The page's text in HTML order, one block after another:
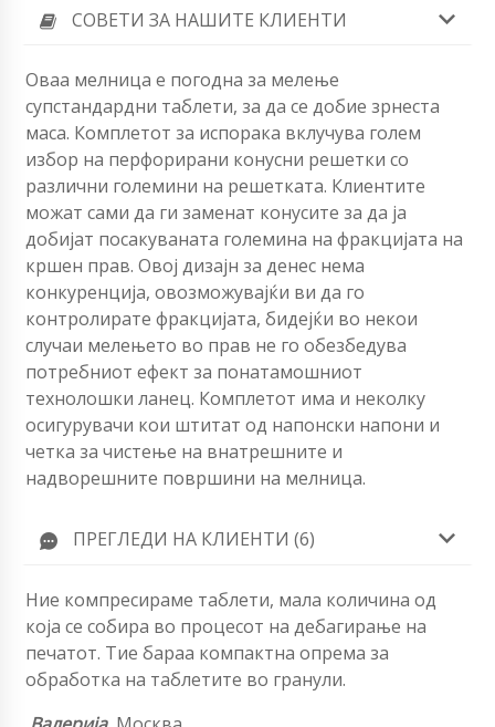
СОВЕТИ ЗА НАШИТЕ КЛИЕНТИ
Оваа мелница е погодна за мелење
супстандардни таблети, за да се добие зрнеста
маса. Комплетот за испорака вклучува голем
избор на перфорирани конусни решетки со
различни големини на решетката. Клиентите
можат сами да ги заменат конусите за да ја
добијат посакуваната големина на фракцијата на
кршен прав. Овој дизајн за денес нема
конкуренција, овозможувајќи ви да го
контролирате фракцијата, бидејќи во некои
случаи мелењето во прав не го обезбедува
потребниот ефект за понатамошниот
технолошки ланец. Комплетот има и неколку
осигурувачи кои штитат од напонски напони и
четка за чистење на внатрешните и
надворешните површини на мелница.
ПРЕГЛЕДИ НА КЛИЕНТИ (6)
Ние компресираме таблети, мала количина од
која се собира во процесот на дебагирање на
печатот. Тие бараа компактна опрема за
обработка на таблетите во гранули.